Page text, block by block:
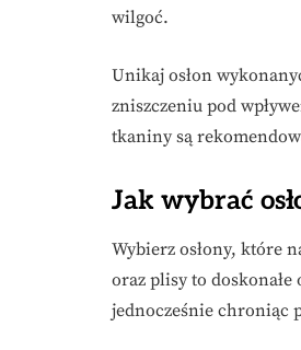
wilgoć.
Unikaj osłon
zniszczeniu pod
tkaniny są
Jak wybrać
Wybierz osłony, które
oraz plisy to doskonałe
jednocześnie chroniąc